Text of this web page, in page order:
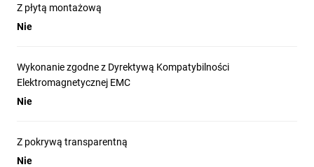
Z płytą montażową
Nie
Wykonanie zgodne z Dyrektywą Kompatybilności
Elektromagnetycznej EMC
Nie
Z pokrywą transparentną
Nie